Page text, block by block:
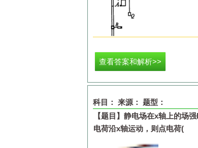
）根据以上所测数据，可
(1)物块P、Q用跨过光滑定滑
使系统处于静止状态（如图所
速度大小v=____________
(3)己知当地的重力加速度为g
相应的文字及字母表示）。
查看答案和解析>>
科目： 来源： 题型：
【题目】 静电场在x轴上的场强
电荷沿x轴运动，则点电荷(